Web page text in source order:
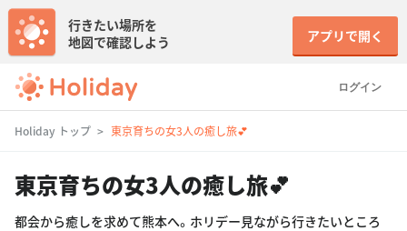
ログイン
行きたい場所を
地図で確認しよう
アプリで開く
Holiday トップ 東京育ちの女3人の癒し旅💕
東京育ちの女3人の癒し旅💕
都会から癒しを求めて熊本へ。ホリデー見ながら行きたいところ